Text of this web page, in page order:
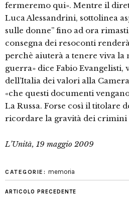
fermeremo qui». Mentre il
Luca Alessandrini, sottolinea
sulle donne” fino ad ora
consegna dei resoconti
perchè aiuterà a tenere viva
guerra» dice Fabio Evangelisti,
dell’Italia dei valori alla
«che questi documenti
La Russa. Forse così il titolare
ricordare la gravità dei crimini
L’Unità, 19 maggio 2009
CATEGORIE: memoria
ARTICOLO PRECEDENTE